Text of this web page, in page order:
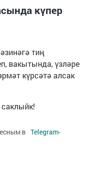
күпер
тиң
вакытында, үзләре
күрсәтә алсак
в Telegram-